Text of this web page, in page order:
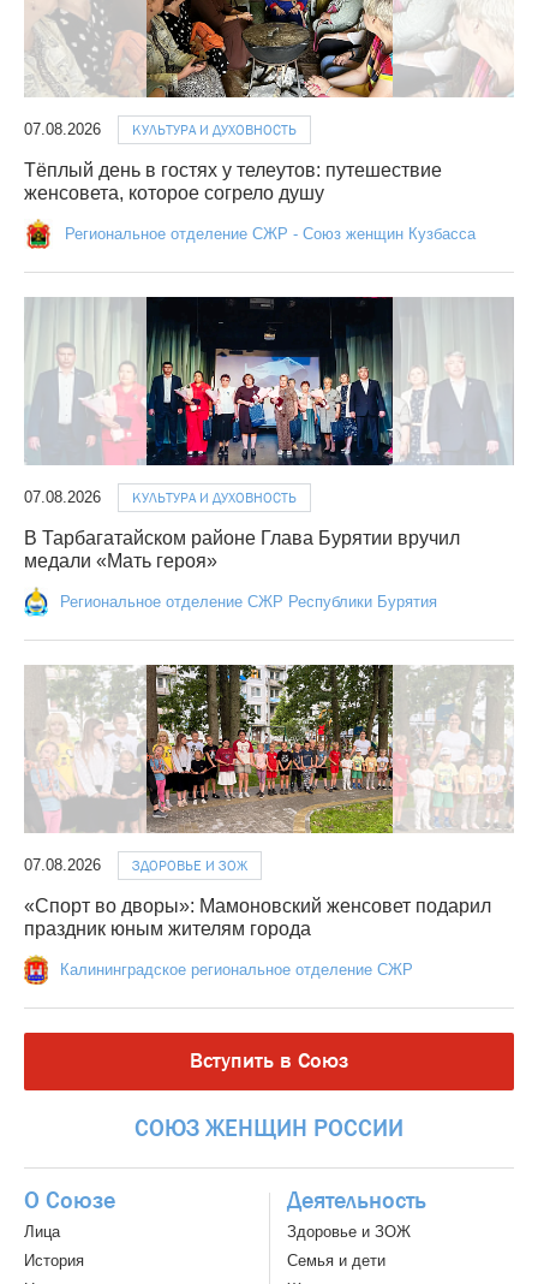
07.08.2026 КУЛЬТУРА И ДУХОВНОСТЬ
Тёплый день в гостях у телеутов: путешествие
женсовета, которое согрело душу
Региональное отделение СЖР - Союз женщин Кузбасса
07.08.2026 КУЛЬТУРА И ДУХОВНОСТЬ
В Тарбагатайском районе Глава Бурятии вручил
медали «Мать героя»
Региональное отделение СЖР Республики Бурятия
07.08.2026 ЗДОРОВЬЕ И ЗОЖ
«Спорт во дворы»: Мамоновский женсовет подарил
праздник юным жителям города
Калининградское региональное отделение СЖР
Вступить в Союз
СОЮЗ ЖЕНЩИН РОССИИ
О Союзе
Лица
История
Деятельность
Здоровье и ЗОЖ
Семья и дети